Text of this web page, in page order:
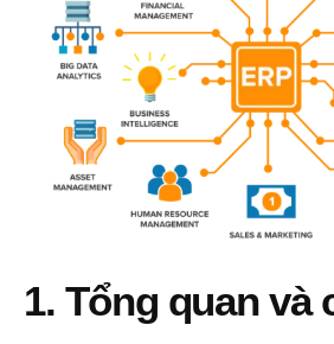
1. Tổng quan và